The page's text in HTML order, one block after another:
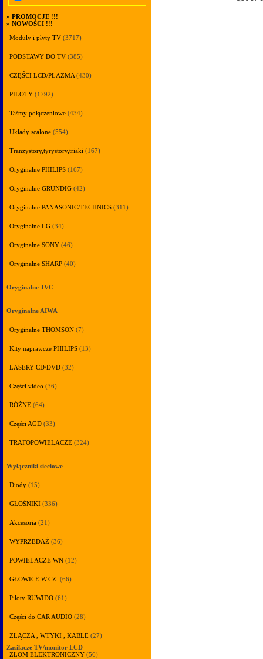
» PROMOCJE !!!
» NOWOŚCI !!!
Moduły i płyty TV (3717)
PODSTAWY DO TV (385)
CZĘŚCI LCD/PLAZMA (430)
PILOTY (1792)
Taśmy połączeniowe (434)
Układy scalone (554)
Tranzystory,tyrystory,triaki (167)
Oryginalne PHILIPS (167)
Oryginalne GRUNDIG (42)
Oryginalne PANASONIC/TECHNICS (311)
Oryginalne LG (34)
Oryginalne SONY (46)
Oryginalne SHARP (40)
Oryginalne JVC
Oryginalne AIWA
Oryginalne THOMSON (7)
Kity naprawcze PHILIPS (13)
LASERY CD/DVD (32)
Części video (36)
RÓŻNE (64)
Części AGD (33)
TRAFOPOWIELACZE (324)
Wyłączniki sieciowe
Diody (15)
GŁOŚNIKI (336)
Akcesoria (21)
WYPRZEDAŻ (36)
POWIELACZE WN (12)
GŁOWICE W.CZ. (66)
Piloty RUWIDO (61)
Części do CAR AUDIO (28)
ZŁĄCZA , WTYKI , KABLE (27)
Zasilacze TV/monitor LCD
ZŁOM ELEKTRONICZNY (56)